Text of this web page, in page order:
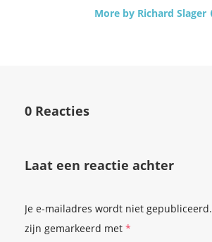
More by Richard Slager
0 Reacties
Laat een reactie achter
Je e-mailadres wordt niet gepubliceerd.
zijn gemarkeerd met *